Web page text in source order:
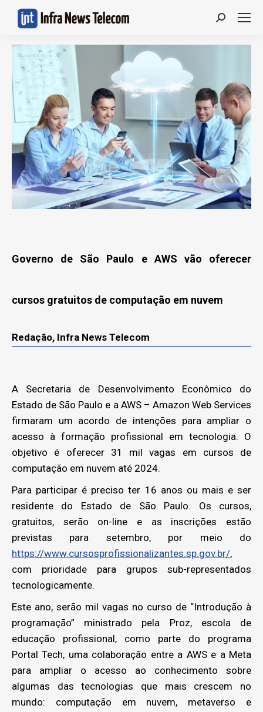
Search:
Governo de São Paulo e AWS vão oferecer
cursos gratuitos de computação em nuvem
Redação, Infra News Telecom
A Secretaria de Desenvolvimento Econômico do
Estado de São Paulo e a AWS – Amazon Web Services
firmaram um acordo de intenções para ampliar o
acesso à formação profissional em tecnologia. O
objetivo é oferecer 31 mil vagas em cursos de
computação em nuvem até 2024.
Para participar é preciso ter 16 anos ou mais e ser
residente do Estado de São Paulo. Os cursos,
gratuitos, serão on-line e as inscrições estão
previstas para setembro, por meio do
https://www.cursosprofissionalizantes.sp.gov.br/,
com prioridade para grupos sub-representados
tecnologicamente.
Este ano, serão mil vagas no curso de “Introdução à
programação” ministrado pela Proz, escola de
educação profissional, como parte do programa
Portal Tech, uma colaboração entre a AWS e a Meta
para ampliar o acesso ao conhecimento sobre
algumas das tecnologias que mais crescem no
mundo: computação em nuvem, metaverso e